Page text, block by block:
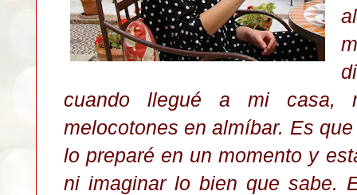
cuando llegué a mi casa,
melocotones en almíbar. Es
lo preparé en un momento y
ni imaginar lo bien que sabe.